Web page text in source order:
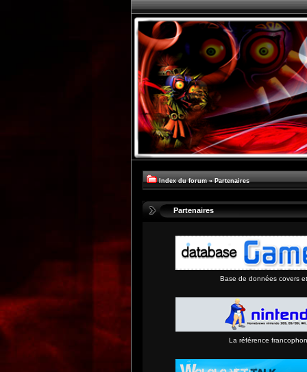
Index du forum » Partenaires
Partenaires
Base de données covers
La référence